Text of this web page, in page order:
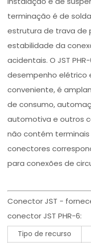
terminação é de
estrutura de trava de
estabilidade da
acidentais. O JST
desempenho elétrico
conveniente, é
de consumo,
automotiva e outros
não contém
conectores
para conexões de
Conector JST -
conector JST PHR-6:
Tipo de recurso